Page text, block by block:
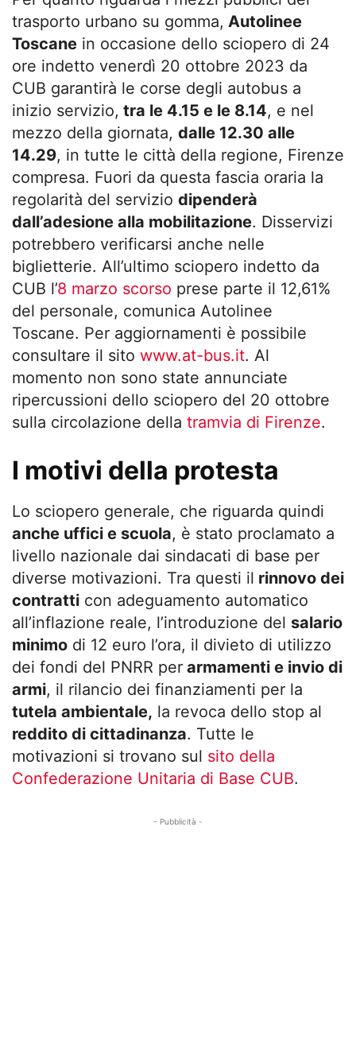
trasporto urbano su gomma, Autolinee
Toscane in occasione dello sciopero di 24
ore indetto venerdì 20 ottobre 2023 da
CUB garantirà le corse degli autobus a
inizio servizio, tra le 4.15 e le 8.14, e nel
mezzo della giornata, dalle 12.30 alle
14.29, in tutte le città della regione, Firenze
compresa. Fuori da questa fascia oraria la
regolarità del servizio dipenderà
dall’adesione alla mobilitazione. Disservizi
potrebbero verificarsi anche nelle
biglietterie. All’ultimo sciopero indetto da
CUB l’8 marzo scorso prese parte il 12,61%
del personale, comunica Autolinee
Toscane. Per aggiornamenti è possibile
consultare il sito www.at-bus.it. Al
momento non sono state annunciate
ripercussioni dello sciopero del 20 ottobre
sulla circolazione della tramvia di Firenze.
I motivi della protesta
Lo sciopero generale, che riguarda quindi
anche uffici e scuola, è stato proclamato a
livello nazionale dai sindacati di base per
diverse motivazioni. Tra questi il rinnovo dei
contratti con adeguamento automatico
all’inflazione reale, l’introduzione del salario
minimo di 12 euro l’ora, il divieto di utilizzo
dei fondi del PNRR per armamenti e invio di
armi, il rilancio dei finanziamenti per la
tutela ambientale, la revoca dello stop al
reddito di cittadinanza. Tutte le
motivazioni si trovano sul sito della
Confederazione Unitaria di Base CUB.
- Pubblicità -